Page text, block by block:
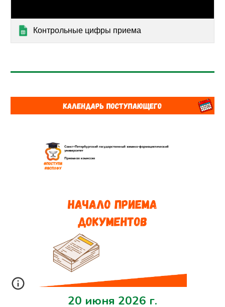
Контрольные цифры приема
20 июня 2026 г.